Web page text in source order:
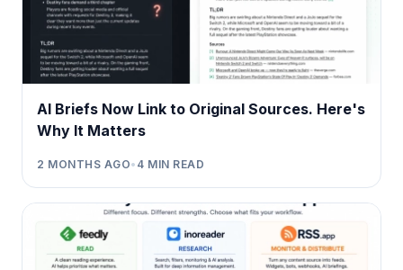
AI Briefs Now Link to Original Sources. Here's
Why It Matters
2 MONTHS AGO• 4 MIN READ